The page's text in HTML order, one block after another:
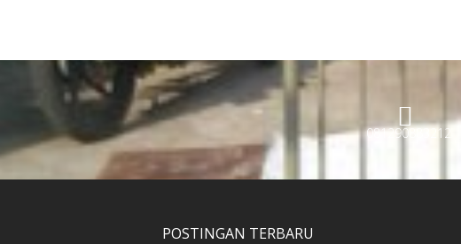
081290883212
POSTINGAN TERBARU